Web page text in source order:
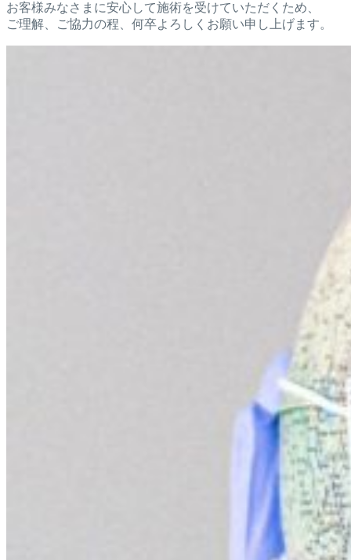
お客様みなさまに安心して施術を受けていただくため、
ご理解、ご協力の程、何卒よろしくお願い申し上げます。